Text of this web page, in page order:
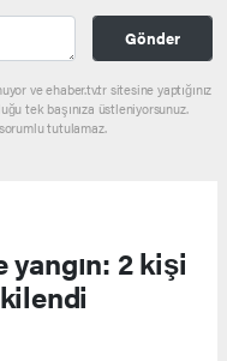
Gönder
ve ehaber.tv.tr sitesine yaptığınız
tek başınıza üstleniyorsunuz.
tutulamaz.
yangın: 2 kişi